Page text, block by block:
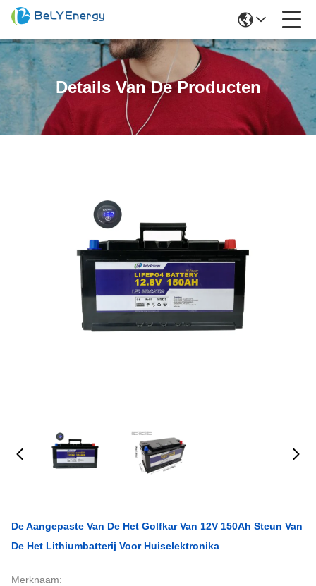
Details Van De Producten
De Aangepaste Van De Het Golfkar Van 12V 150Ah Steun Van
De Het Lithiumbatterij Voor Huiselektronika
Merknaam: